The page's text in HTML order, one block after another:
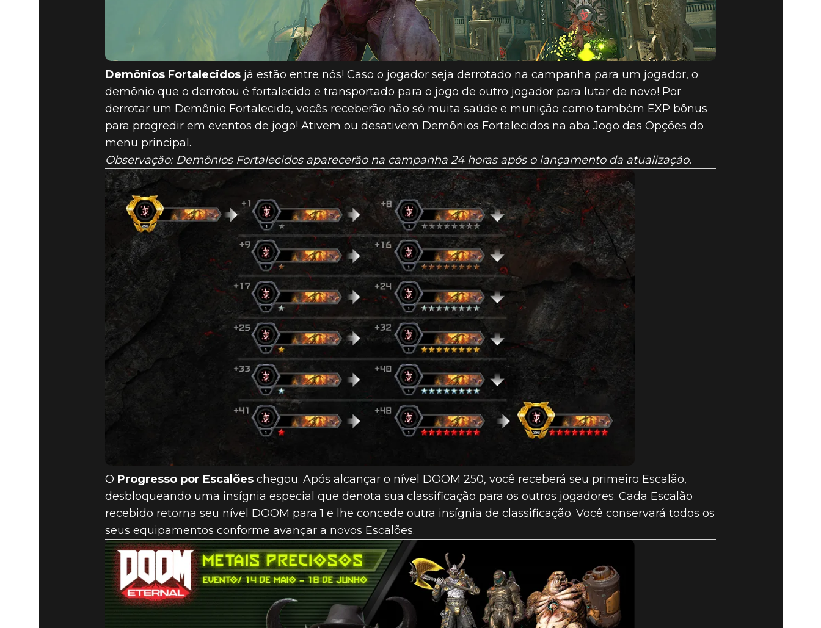
Demônios Fortalecidos já estão entre nós! Caso o jogador seja derrotado na campanha para um jogador, o
demônio que o derrotou é fortalecido e transportado para o jogo de outro jogador para lutar de novo! Por
derrotar um Demônio Fortalecido, vocês receberão não só muita saúde e munição como também EXP bônus
para progredir em eventos de jogo! Ativem ou desativem Demônios Fortalecidos na aba Jogo das Opções do
menu principal.
Observação: Demônios Fortalecidos aparecerão na campanha 24 horas após o lançamento da atualização.
O Progresso por Escalões chegou. Após alcançar o nível DOOM 250, você receberá seu primeiro Escalão,
desbloqueando uma insígnia especial que denota sua classificação para os outros jogadores. Cada Escalão
recebido retorna seu nível DOOM para 1 e lhe concede outra insígnia de classificação. Você conservará todos os
seus equipamentos conforme avançar a novos Escalões.